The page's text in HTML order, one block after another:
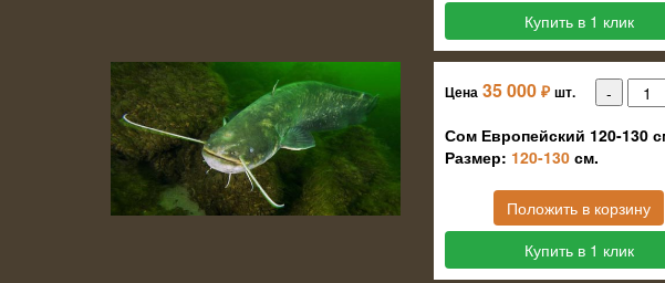
Купить в 1 клик
Цена 35 000 ₽ шт.
Сом Европейский 120-130
Размер: 120-130 см.
Положить в корзину
Купить в 1 клик